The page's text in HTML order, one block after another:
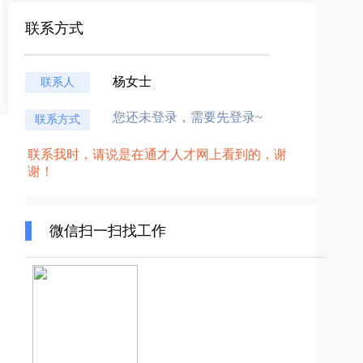
联系方式
联系人 杨女士
联系方式 您还未登录，需要先登录~
联系我时，请说是在通才人才网上看到的，谢
谢！
微信扫一扫找工作